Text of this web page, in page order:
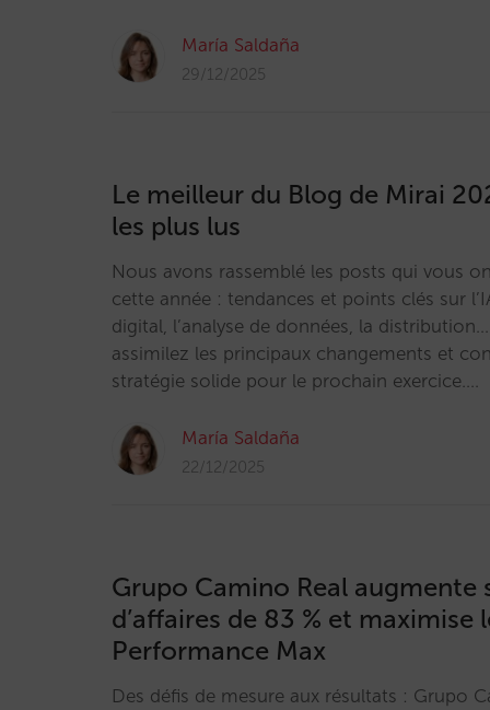
María Saldaña
29/12/2025
Le meilleur du Blog de Mirai
les plus lus
Nous avons rassemblé les posts qui vous
cette année : tendances et points clés sur
digital, l’analyse de données, la
assimilez les principaux changements et
stratégie solide pour le prochain exercice.…
María Saldaña
22/12/2025
Grupo Camino Real augmente
d’affaires de 83 % et maximise
Performance Max
Des défis de mesure aux résultats : Grupo